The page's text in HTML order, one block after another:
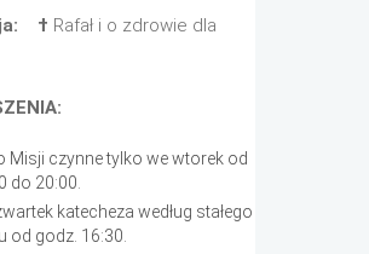
† Rafał i o zdrowie dla
Misji czynne tylko we wtorek od
do 20:00.
katecheza według stałego
od godz. 16:30.